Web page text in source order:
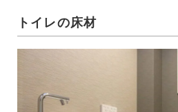
トイレの床材